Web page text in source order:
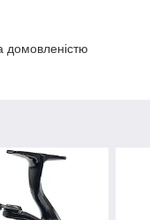
домовленістю